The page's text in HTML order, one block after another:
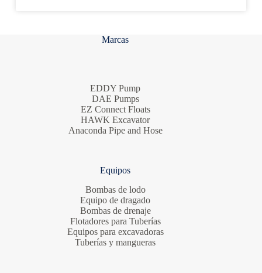
Marcas
EDDY Pump
DAE Pumps
EZ Connect Floats
HAWK Excavator
Anaconda Pipe and Hose
Equipos
Bombas de lodo
Equipo de dragado
Bombas de drenaje
Flotadores para Tuberías
Equipos para excavadoras
Tuberías y mangueras